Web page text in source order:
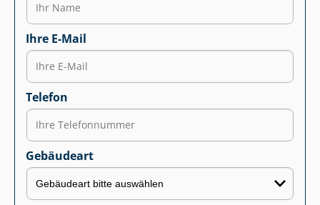
Ihre E-Mail
Telefon
Gebäudeart